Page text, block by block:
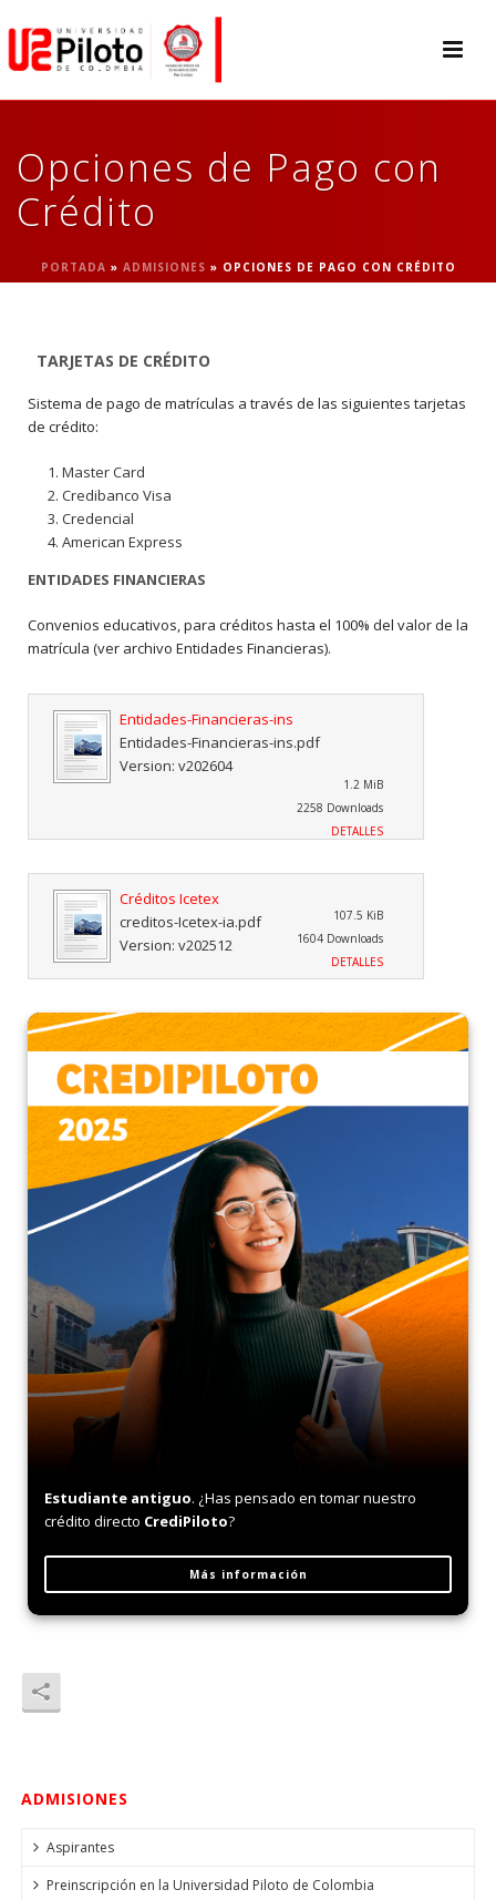
Opciones de Pago con
Crédito
PORTADA » ADMISIONES » OPCIONES DE PAGO CON CRÉDITO
TARJETAS DE CRÉDITO
Sistema de pago de matrículas a través de las siguientes tarjetas
de crédito:
Master Card
Credibanco Visa
Credencial
American Express
ENTIDADES FINANCIERAS
Convenios educativos, para créditos hasta el 100% del valor de la
matrícula (ver archivo Entidades Financieras).
Entidades-Financieras-ins
Entidades-Financieras-ins.pdf
Version: v202604
1.2 MiB
2258 Downloads
DETALLES
Créditos Icetex
creditos-Icetex-ia.pdf
Version: v202512
107.5 KiB
1604 Downloads
DETALLES
Estudiante antiguo. ¿Has pensado en tomar nuestro
crédito directo CrediPiloto?
Más información
ADMISIONES
Aspirantes
Preinscripción en la Universidad Piloto de Colombia